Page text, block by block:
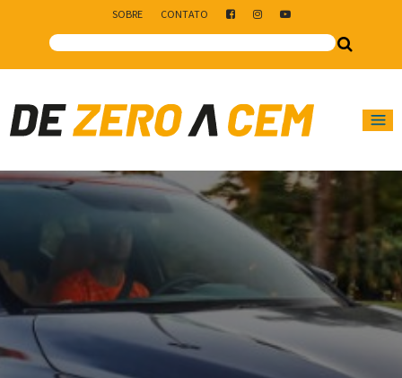
SOBRE CONTATO
Main Navigation